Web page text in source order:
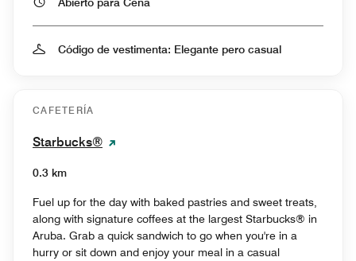
Abierto para Cena
Código de vestimenta: Elegante pero casual
CAFETERÍA
Starbucks®
0.3 km
Fuel up for the day with baked pastries and sweet treats,
along with signature coffees at the largest Starbucks® in
Aruba. Grab a quick sandwich to go when you're in a
hurry or sit down and enjoy your meal in a casual